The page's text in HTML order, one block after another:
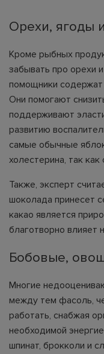
Орехи, ягоды
Кроме рыбных
забывать про орехи
помощники
Они помогают
поддерживают
развитию
самые обычные
холестерина, так
Также, эксперт
шоколада принесет
какао является
благотворно влияет
Бобовые,
Многие
между тем фасоль,
работать, снабжая
необходимой
шпинат, брокколи и